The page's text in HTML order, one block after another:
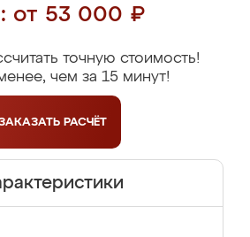
от 53 000 ₽
точную стоимость!
чем за 15 минут!
РАСЧЁТ